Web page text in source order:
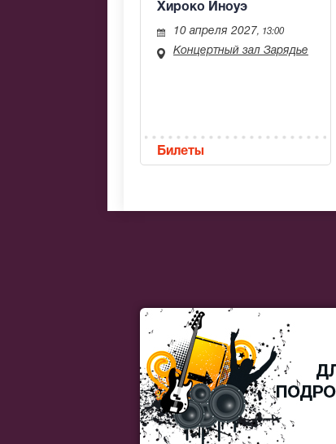
Хироко Иноуэ
10 апреля 2027, 13:00
Концертный зал Зарядье
Билеты